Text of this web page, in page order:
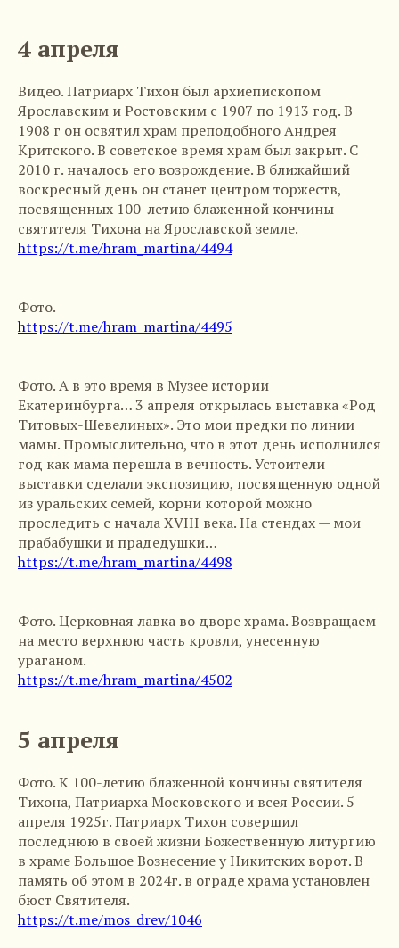
4 апреля
Видео. Патриарх Тихон был архиепископом
Ярославским и Ростовским с 1907 по 1913 год. В
1908 г он освятил храм преподобного Андрея
Критского. В советское время храм был закрыт. С
2010 г. началось его возрождение. В ближайший
воскресный день он станет центром торжеств,
посвященных 100-летию блаженной кончины
святителя Тихона на Ярославской земле.
https://t.me/hram_martina/4494
Фото.
https://t.me/hram_martina/4495
Фото. А в это время в Музее истории
Екатеринбурга… 3 апреля открылась выставка «Род
Титовых-Шевелиных». Это мои предки по линии
мамы. Промыслительно, что в этот день исполнился
год как мама перешла в вечность. Устоители
выставки сделали экспозицию, посвященную одной
из уральских семей, корни которой можно
проследить с начала XVIII века. На стендах — мои
прабабушки и прадедушки…
https://t.me/hram_martina/4498
Фото. Церковная лавка во дворе храма. Возвращаем
на место верхнюю часть кровли, унесенную
ураганом.
https://t.me/hram_martina/4502
5 апреля
Фото. К 100-летию блаженной кончины святителя
Тихона, Патриарха Московского и всея России. 5
апреля 1925г. Патриарх Тихон совершил
последнюю в своей жизни Божественную литургию
в храме Большое Вознесение у Никитских ворот. В
память об этом в 2024г. в ограде храма установлен
бюст Святителя.
https://t.me/mos_drev/1046